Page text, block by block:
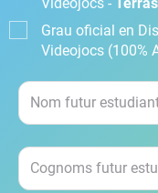
Grau oficial en
Videojocs (100%